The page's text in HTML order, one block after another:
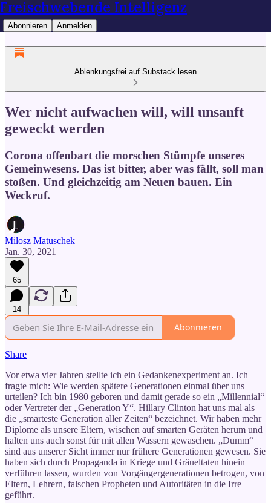
Freischwebende Intelligenz
Abonnieren Anmelden
Ablenkungsfrei auf Substack lesen
Wer nicht aufwachen will, will unsanft
geweckt werden
Corona offenbart die morschen Stümpfe unseres
Gemeinwesens. Das ist bitter, aber was fällt, soll man
stoßen. Und gleichzeitig am Neuen bauen. Ein
Weckruf.
Milosz Matuschek
Jan. 30, 2021
65
14
Abonnieren
Share
Vor etwa vier Jahren stellte ich ein Gedankenexperiment an. Ich
fragte mich: Wie werden spätere Generationen einmal über uns
urteilen? Ich bin 1980 geboren und damit gerade so ein „Millennial“
oder Vertreter der „Generation Y“. Hillary Clinton hat uns mal als
die „smarteste Generation aller Zeiten“ bezeichnet. Wir haben mehr
Diplome als unsere Eltern, wischen auf smarten Geräten herum und
halten uns auch sonst für mit allen Wassern gewaschen. „Dumm“
sind aus unserer Sicht immer nur frühere Generationen gewesen. Sie
haben sich durch Propaganda in Kriege und Gräueltaten hinein
verführen lassen, wurden von Vorgängergenerationen betrogen, von
Eltern, Lehrern, falschen Propheten und Autoritäten in die Irre
geführt.